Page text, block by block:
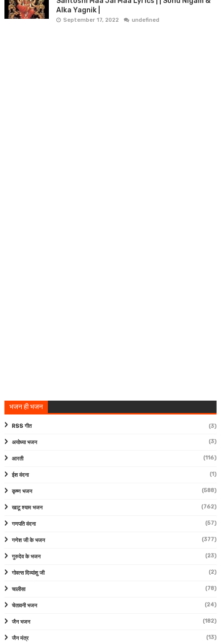
Alka Yagnik |
September 17, 2022 undefined
भजन ही भजन
RSS गीत (3)
अयोध्या भजन (3)
आरती (116)
ईश वंदना (1)
कृष्ण भजन (588)
खाटू श्याम भजन (762)
गणपति वंदना (57)
गणेश जी के भजन (377)
गुरुदेव के भजन (23)
गोवत्स दिव्यांशु जी (2)
चालीसा (78)
चेतावनी भजन (24)
जैन भजन (182)
जैन मंत्र (13)